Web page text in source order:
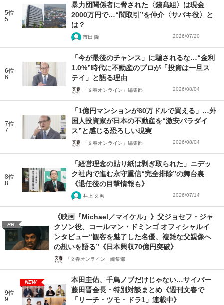
5位
5
暴力団関係者に脅された〈錢髙組〉は現金
2000万円で…“闇取引”を仲介〈サバキ役〉と
は？
市田 隆 2026/07/20
6位
6
「今が最後のチャンス」に騙されるな…“金利
1.0%”時代に不動産のプロが「投資は一旦ス
テイ」と語る理由
「文春オンライン」編集部 2026/08/04
7位
7
「1億円マンションが60万ドルで買える」…外
国人投資家が日本の不動産を“激安パラダイ
ス”と感じる恐ろしい現実
「文春オンライン」編集部 2026/08/04
8位
8
「経営理念の貼り紙は剥ぎ取られた」ニデッ
ク社内で進む永守重信“完全排除”の舞台裏
《退任後の目撃情報も》
井上 久男 2026/07/14
PR
《映画『Michael／マイケル』》父ジョセフ・ジャ
クソン役、コールマン・ドミンゴ オフィシャルイ
ンタビュー“観客を魅了した名優、複雑な父親像へ
の想いを語る”《日本興収70億円突破》
「文春オンライン」編集部
9位
9
NEW
本田圭佑、千鳥ノブだけじゃない…サイバー
藤田晋会長・特別対談まとめ《週刊文春で
「リーチ・ツモ・ドラ1」連載中》